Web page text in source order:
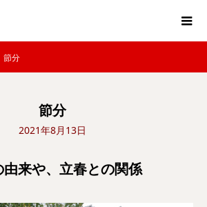
節分
節分
2021年8月13日
由来や、立春との関係